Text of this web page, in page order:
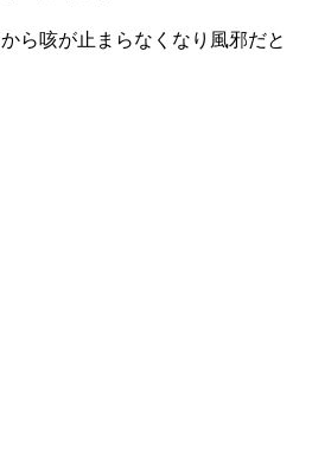
ら咳が止まらなくなり風邪だと